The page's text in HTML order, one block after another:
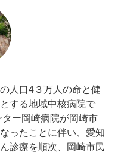
人口4３万人の命と健
する地域中核病院で
ー岡崎病院が岡崎市
ったことに伴い、愛知
診療を順次、岡崎市民